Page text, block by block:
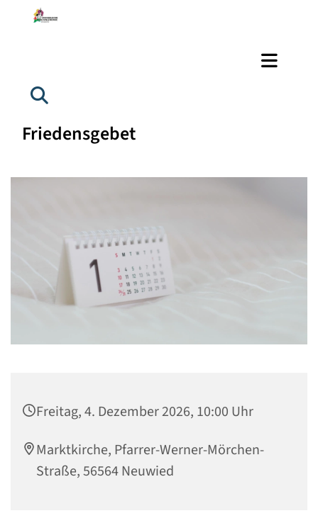
Friedensgebet
Freitag, 4. Dezember 2026, 10:00 Uhr
Marktkirche, Pfarrer-Werner-Mörchen-
Straße, 56564 Neuwied